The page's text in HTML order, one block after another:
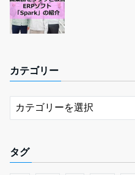
カテゴリー
タグ